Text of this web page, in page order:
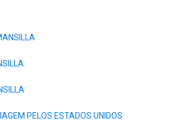
PELOS ESTADOS UNIDOS